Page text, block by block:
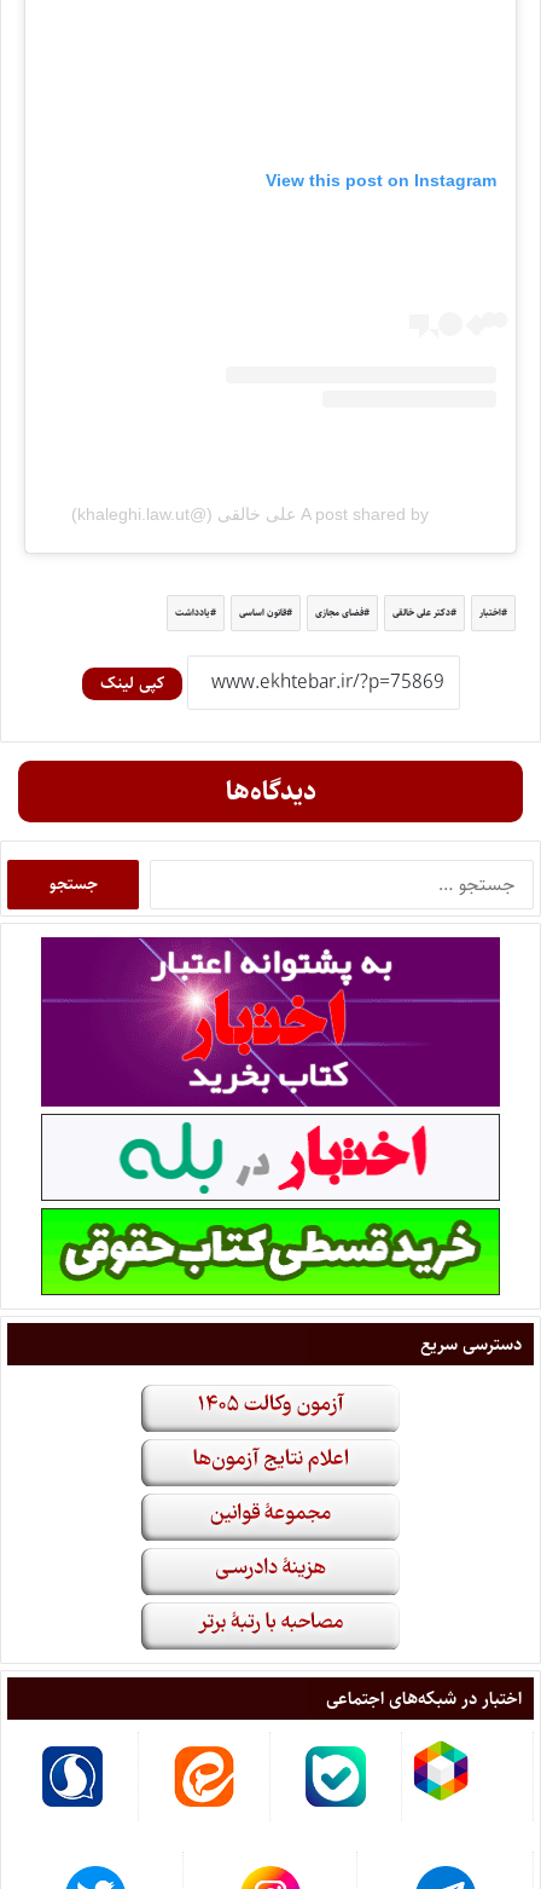
View this post on Instagram
A post shared by على خالقى (@khaleghi.law.ut)
اختبار دکتر علی خالقی فضای مجازی قانون اساسی یادداشت
کپی لینک
دیدگاه‌ها
دسترسی سریع
اختبار در شبکه‌های اجتماعی